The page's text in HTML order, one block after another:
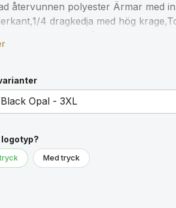
återvunnen polyester Ärmar med
4 dragkedja med hög
/ 20 % Återvunnen polyester / 7 %
logotyp?
Med tryck